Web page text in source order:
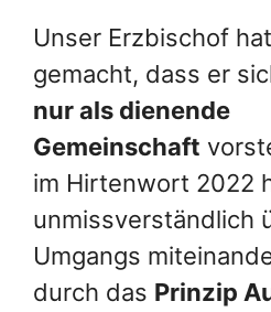
Unser Erzbischof
gemacht, dass er
nur als dienende
Gemeinschaft
im Hirtenwort 2022
unmissverständlich
Umgangs
durch das Prinzip